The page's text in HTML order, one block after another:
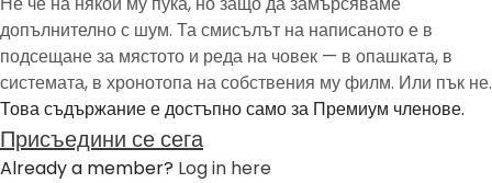
допълнително с шум. Та смисълът на написаното е в
подсещане за мястото и реда на човек — в опашката, в
системата, в хронотопа на собствения му филм. Или пък не.
Това съдържание е достъпно само за Премиум членове.
Присъедини се сега
Already a member? Log in here